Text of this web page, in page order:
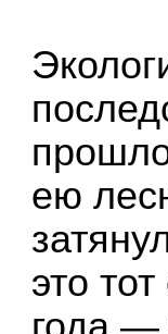
ею
это